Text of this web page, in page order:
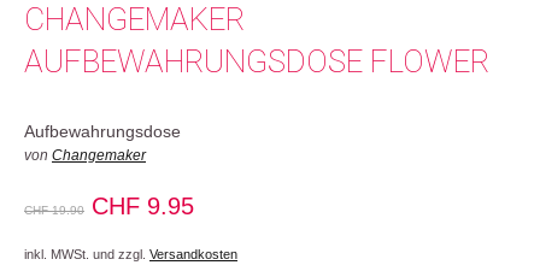
CHANGEMAKER
AUFBEWAHRUNGSDOSE FLOWER
Aufbewahrungsdose
von Changemaker
CHF19.90
Ursprünglicher
CHF 9.95Aktueller
inkl. MWSt. und zzgl. Versandkosten